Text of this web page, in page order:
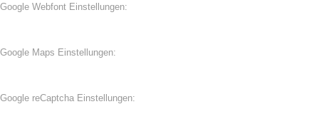
Google Webfont Einstellungen:
Google Maps Einstellungen:
Google reCaptcha Einstellungen: